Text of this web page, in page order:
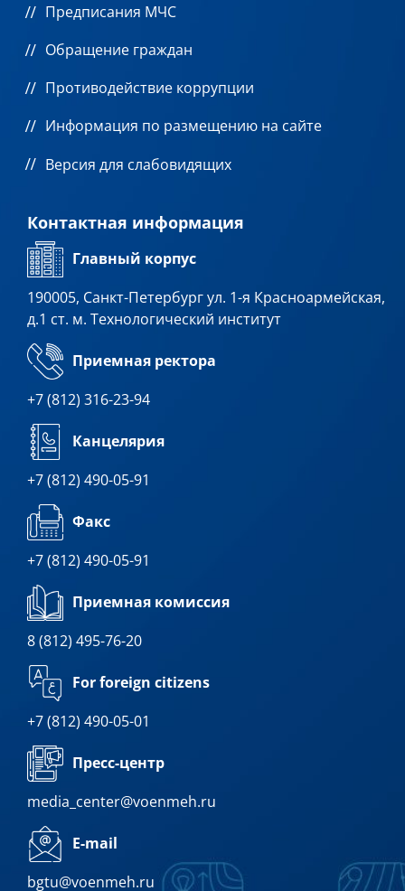
Предписания МЧС
Обращение граждан
Противодействие коррупции
Информация по размещению на сайте
Версия для слабовидящих
Контактная информация
Главный корпус
190005, Санкт-Петербург ул. 1-я Красноармейская,
д.1 ст. м. Технологический институт
Приемная ректора
+7 (812) 316-23-94
Канцелярия
+7 (812) 490-05-91
Факс
+7 (812) 490-05-91
Приемная комиссия
8 (812) 495-76-20
For foreign citizens
+7 (812) 490-05-01
Пресс-центр
media_center@voenmeh.ru
E-mail
bgtu@voenmeh.ru